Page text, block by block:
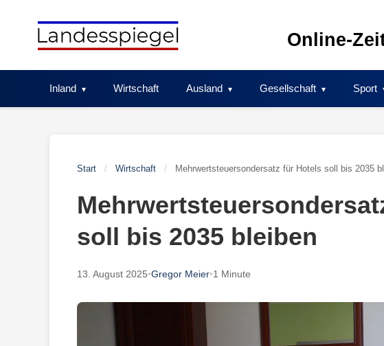
Online-
Inland Wirtschaft Ausland Gesellschaft Sport
Start / Wirtschaft / Mehrwertsteuersondersatz für Hotels soll bis 2035
soll bis 2035 bleiben
13. August 2025•Gregor Meier•1 Minute